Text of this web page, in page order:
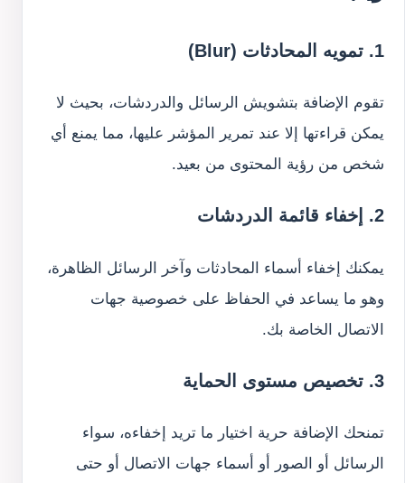
1. تمويه المحادثات (Blur)
تقوم الإضافة بتشويش الرسائل والدردشات، بحيث لا
يمكن قراءتها إلا عند تمرير المؤشر عليها، مما يمنع أي
شخص من رؤية المحتوى من بعيد.
2. إخفاء قائمة الدردشات
يمكنك إخفاء أسماء المحادثات وآخر الرسائل الظاهرة،
وهو ما يساعد في الحفاظ على خصوصية جهات
الاتصال الخاصة بك.
3. تخصيص مستوى الحماية
تمنحك الإضافة حرية اختيار ما تريد إخفاءه، سواء
الرسائل أو الصور أو أسماء جهات الاتصال أو حتى